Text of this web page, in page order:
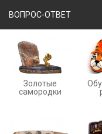
ВОПРОС-ОТВЕТ
Золотые
cамородки